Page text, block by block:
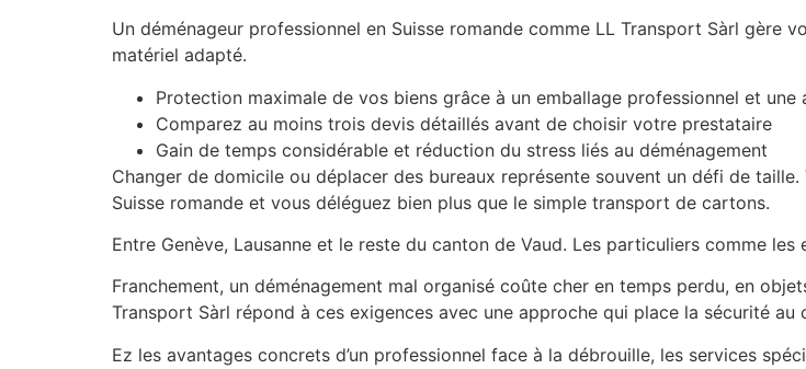
Un déménageur professionnel en Suisse romande comme LL Transport Sàrl gère
matériel adapté.
Protection maximale de vos biens grâce à un emballage professionnel et une
Comparez au moins trois devis détaillés avant de choisir votre prestataire
Gain de temps considérable et réduction du stress liés au déménagement
Changer de domicile ou déplacer des bureaux représente souvent un défi de
Suisse romande et vous déléguez bien plus que le simple transport de cartons.
Entre Genève, Lausanne et le reste du canton de Vaud. Les particuliers comme
Franchement, un déménagement mal organisé coûte cher en temps perdu, en
Transport Sàrl répond à ces exigences avec une approche qui place la sécurité
Ez les avantages concrets d’un professionnel face à la débrouille, les services